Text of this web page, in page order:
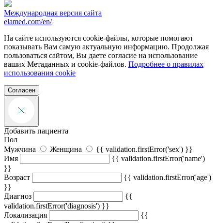
Международная версия сайта
elamed.com/en/
На сайте используются cookie-файлы, которые помогают
показывать Вам самую актуальную информацию. Продолжая
пользоваться сайтом, Вы даете согласие на использование
ваших Метаданных и cookie-файлов. Подробнее о правилах
использования cookie
Согласен
Добавить пациента
Пол
Мужчина
Женщина
{{ validation.firstError('sex') }}
Имя
{{ validation.firstError('name')
}}
Возраст
{{ validation.firstError('age')
}}
Диагноз
{{
validation.firstError('diagnosis') }}
Локализация
{{